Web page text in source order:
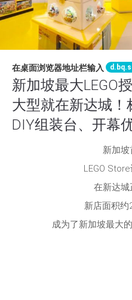
在桌面浏览器地址栏输入
新加坡最大LEGO
大型就在新达城！
DIY组装台、开幕
新加
LEGO
在新达城
新店面积约
成为了新加坡最大